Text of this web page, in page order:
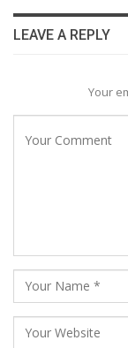
LEAVE A REPLY
Your